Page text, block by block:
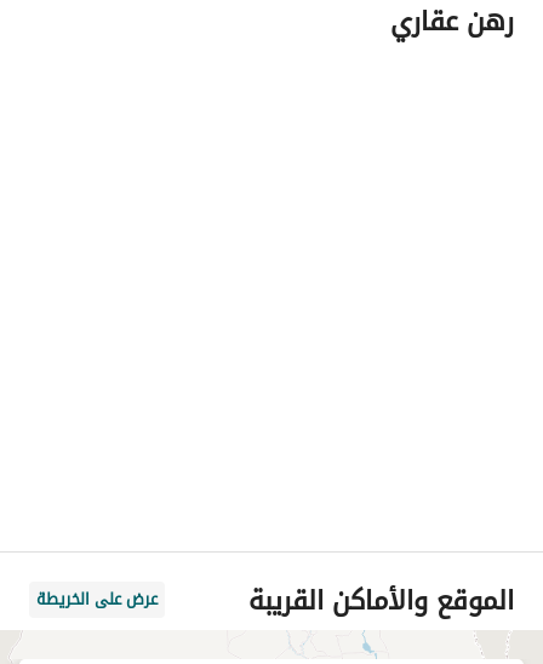
رهن عقاري
الموقع والأماكن القريبة عرض على الخريطة